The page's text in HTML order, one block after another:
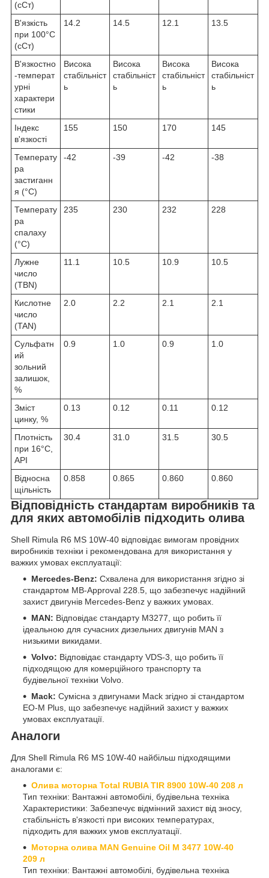
(сСт)
В'язкість
при 100°C
(сСт)
14.2 14.5 12.1 13.5
В'язкостно
-температ
урні
характери
стики
Висока
стабільніст
ь
Висока
стабільніст
ь
Висока
стабільніст
ь
Висока
стабільніст
ь
Індекс
в'язкості
155 150 170 145
Температу
ра
застиганн
я (°C)
-42 -39 -42 -38
Температу
ра
спалаху
(°C)
235 230 232 228
Лужне
число
(TBN)
11.1 10.5 10.9 10.5
Кислотне
число
(TAN)
2.0 2.2 2.1 2.1
Сульфатн
ий
зольний
залишок,
%
0.9 1.0 0.9 1.0
Зміст
цинку, %
0.13 0.12 0.11 0.12
Плотність
при 16°C,
API
30.4 31.0 31.5 30.5
Відносна
щільність
0.858 0.865 0.860 0.860
Відповідність стандартам виробників та
для яких автомобілів підходить олива
Shell Rimula R6 MS 10W-40 відповідає вимогам провідних
виробників техніки і рекомендована для використання у
важких умовах експлуатації:
Mercedes-Benz: Схвалена для використання згідно зі
стандартом MB-Approval 228.5, що забезпечує надійний
захист двигунів Mercedes-Benz у важких умовах.
MAN: Відповідає стандарту M3277, що робить її
ідеальною для сучасних дизельних двигунів MAN з
низькими викидами.
Volvo: Відповідає стандарту VDS-3, що робить її
підходящою для комерційного транспорту та
будівельної техніки Volvo.
Mack: Сумісна з двигунами Mack згідно зі стандартом
EO-M Plus, що забезпечує надійний захист у важких
умовах експлуатації.
Аналоги
Для Shell Rimula R6 MS 10W-40 найбільш підходящими
аналогами є:
Олива моторна Total RUBIA TIR 8900 10W-40 208 л
Тип техніки: Вантажні автомобілі, будівельна техніка
Характеристики: Забезпечує відмінний захист від зносу,
стабільність в'язкості при високих температурах,
підходить для важких умов експлуатації.
Моторна олива MAN Genuine Oil M 3477 10W-40
209 л
Тип техніки: Вантажні автомобілі, будівельна техніка